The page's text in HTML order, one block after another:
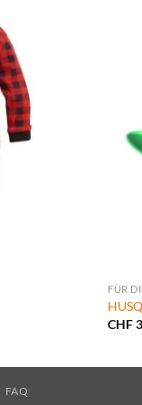
FÜR
CHF
FAQ